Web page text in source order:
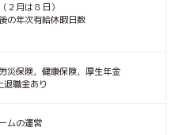
２月は８日）
の年次有給休暇日数
災保険，健康保険，厚生年金
職金あり
ムの運営